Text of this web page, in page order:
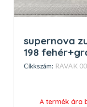
supernova
198
Cikkszám: RAVAK
A termék ára